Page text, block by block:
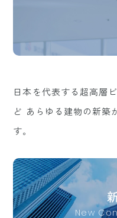
日本を代表する超高層
ど あらゆる建物の新築
す。
New